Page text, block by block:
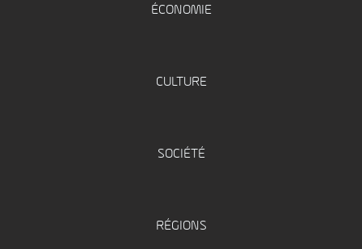
ÉCONOMIE
CULTURE
SOCIÉTÉ
RÉGIONS